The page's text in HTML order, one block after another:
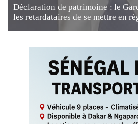
Déclaration de patrimoine : le
les retardataires de se mettre en